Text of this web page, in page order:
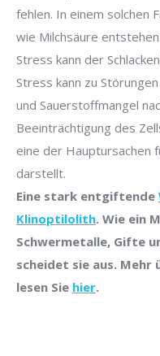
fehlen. In einem solchen
wie Milchsäure
Stress kann der
Stress kann zu
und Sauerstoffmangel
Beeinträchtigung des
eine der Hauptursachen
darstellt.
Eine stark entgiftende
Klinoptilolith. Wie ein
Schwermetalle, Gifte
scheidet sie aus.
lesen Sie hier.